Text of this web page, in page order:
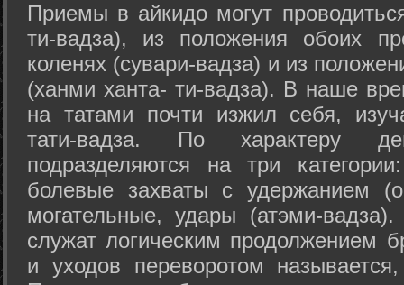
Приемы в айкидо могут
ти-вадза), из положения обоих
коленях (сувари-вадза) и из
(ханми ханта- ти-вадза). В наше
на татами почти изжил себя,
тати-вадза. По характеру
подразделяются на три
болевые захваты с удержанием
могательные, удары (атэми-
служат логическим продолжением
и уходов переворотом